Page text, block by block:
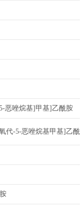
恶唑烷基]甲基]乙酰胺
代-5-恶唑烷基甲基]乙